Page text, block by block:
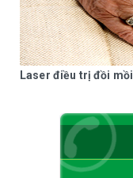
Laser điều trị đồi mồi